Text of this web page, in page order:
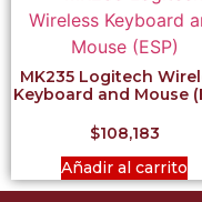
MK235 Logitech
Keyboard and Mouse
$108,183
Añadir al carrito